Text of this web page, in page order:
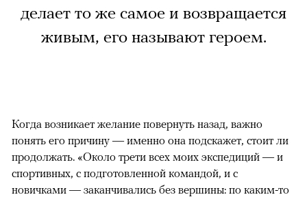
делает то же самое и возвращается
живым, его называют героем.
Когда возникает желание повернуть назад, важно
понять его причину — именно она подскажет, стоит ли
продолжать. «Около трети всех моих экспедиций — и
спортивных, с подготовленной командой, и с
новичками — заканчивались без вершины: по каким-то